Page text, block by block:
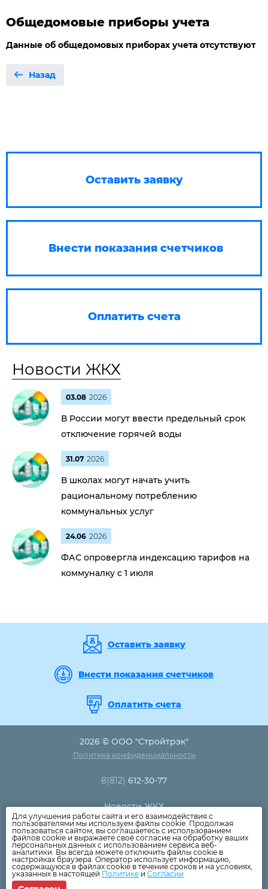
Общедомовые приборы учета
Данные об общедомовых приборах учета отсутствуют
Назад
Оставить заявку
Внести показания счетчиков
Оплатить счета
Новости ЖКХ
03.08 2026
В России могут ввести предельный срок
отключение горячей воды
31.07 2026
В школах могут начать учить
рациональному потреблению
коммунальных услуг
24.06 2026
ФАС опровергла индексацию тарифов на
коммуналку с 1 июля
Оставить заявку
Внести показания счетчиков
Оплатить счета
2026 © ООО "Стройтрэк"
Политика конфиденциальности
8(812) 612-30-77
Новости ЖКХ
Новости компании
Как оплатить
Дома
Раскрытие информации
Вопросы
Для улучшения работы сайта и его взаимодействия с
пользователями мы используем файлы cookie. Продолжая
пользоваться сайтом, вы соглашаетесь с использованием
файлов cookie и выражаете своё согласие на обработку ваших
персональных данных с использованием сервиса веб-
аналитики. Вы всегда можете отключить файлы cookie в
настройках браузера. Оператор использует информацию,
содержащуюся в файлах cookie в течение сроков и на условиях,
указанных в настоящей Политике и Согласии